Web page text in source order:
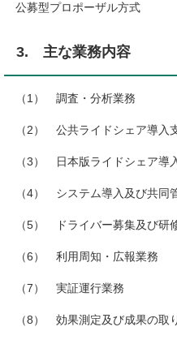
公募型プロポーザル方式
3. 主な業務内容
（1） 調査・分析業務
（2） 公共ライドシェア導入
（3） 日本版ライドシェア導
（4） システム導入及び共同
（5） ドライバー募集及び研
（6） 利用周知・広報業務
（7） 実証運行業務
（8） 効果測定及び成果の取